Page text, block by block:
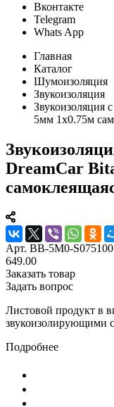
Вконтакте
Telegram
Whats App
Главная
Каталог
Шумоизоляция
Звукоизоляция
Звукоизоляция
5мм 1х0.75м
DreamCar
Арт. BB-5M0-S075100
649.00
Заказать товар
Задать вопрос
Листовой продукт в
звукоизолирующими
Подробнее